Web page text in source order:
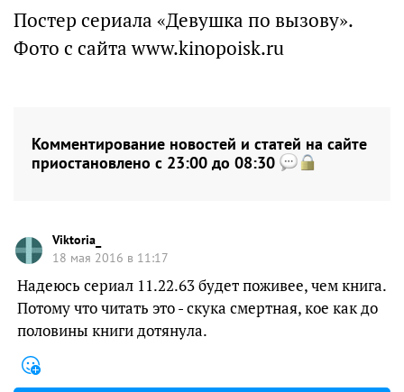
Постер сериала «Девушка по вызову».
Фото с сайта www.kinopoisk.ru
Комментирование новостей и статей на сайте
приостановлено с 23:00 до 08:30
Viktoria_
18 мая 2016 в 11:17
Надеюсь сериал 11.22.63 будет поживее, чем книга.
Потому что читать это - скука смертная, кое как до
половины книги дотянула.